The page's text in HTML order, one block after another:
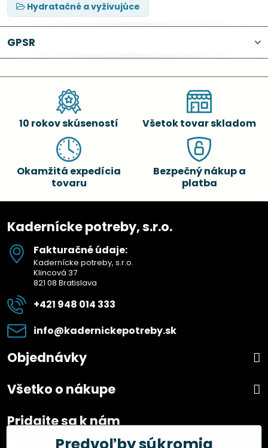
Hydratačné a vyživujúce
GPSR
10 rokov skúseností Všetok tovar skladom
Okamžitá expedícia
tovaru
Bezpečný nákup a
platba
Kadernícke potreby, s.r.o.
Fakturačné údaje:
Kadernícke potreby, s.r.o.
Klincová 37
821 08 Bratislava
+421 948 014 333
info​@kadernickepotreby​.sk
Objednávky
Všetko o nákupe
Pridajte sa k nám
Facebook